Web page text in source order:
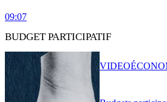
09:07
BUDGET PARTICIPATIF
VIDEO